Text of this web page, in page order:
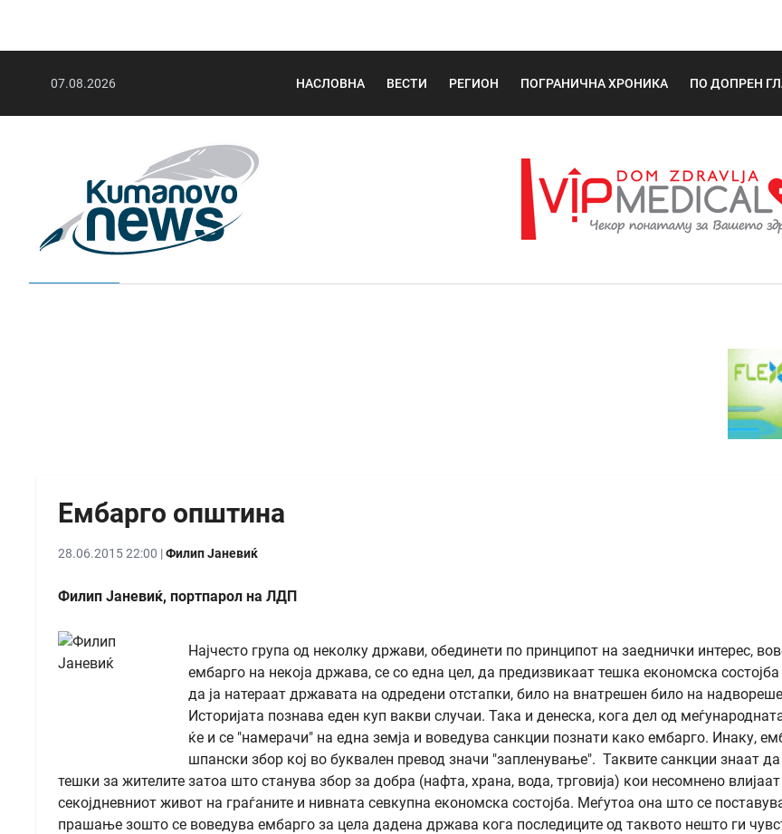
07.08.2026 НАСЛОВНА ВЕСТИ РЕГИОН ПОГРАНИЧНА ХРОНИКА ПО ДОПРЕН
Ембарго општина
28.06.2015 22:00 |Филип Јаневиќ
Филип Јаневиќ, портпарол на ЛДП
Најчесто група од неколку држави, обединети по принципот на заеднички интерес,
ембарго на некоја држава, се со една цел, да предизвикаат тешка економска состојба
да ја натераат државата на одредени отстапки, било на внатрешен било на
Историјата познава еден куп вакви случаи. Така и денеска, кога дел од
ќе и се "намерачи" на една земја и воведува санкции познати како ембарго. Инаку,
шпански збор кој во буквален превод значи "запленување". Таквите санкции знаат
тешки за жителите затоа што станува збор за добра (нафта, храна, вода, трговија) кои несомнено
секојдневниот живот на граѓаните и нивната севкупна економска состојба. Меѓутоа она што се
прашање зошто се воведува ембарго за цела дадена држава кога последиците од таквото нешто ги